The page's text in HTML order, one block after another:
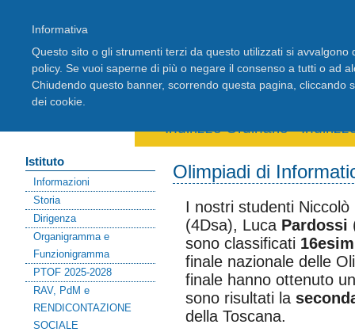
Home Registro Elettronico
Indirizzo Ordinario-
Istituto
Informazioni
Storia
Dirigenza
Organigramma e
Funzionigramma
PTOF 2025-2028
RAV, PdM e
RENDICONTAZIONE
SOCIALE
Olimpiadi di
I nostri studenti Niccolò
(4Dsa), Luca Pardossi
sono classificati
finale nazionale delle
finale hanno ottenuto
sono risultati la
della Toscana.
Informativa
Questo sito o gli strumenti terzi da questo utilizzati si
policy. Se vuoi saperne di più o negare il consenso a tutti o ad
Chiudendo questo banner, scorrendo questa pagina, cliccando
dei cookie.